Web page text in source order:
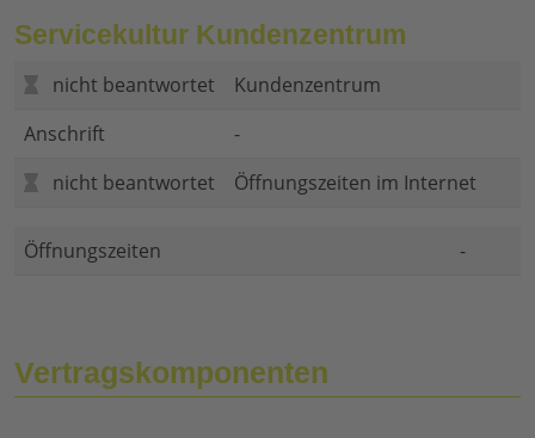
Servicekultur Kundenzentrum
nicht beantwortet
Kundenzentrum
Anschrift
-
nicht beantwortet
Öffnungszeiten im Internet
Öffnungszeiten -
Vertragskomponenten